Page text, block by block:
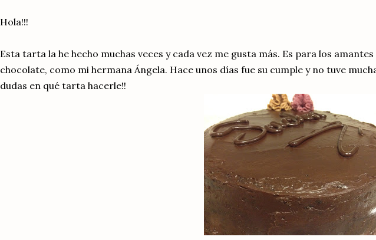
Hola!!!
Esta tarta la he hecho muchas veces y cada vez me gusta más. Es para los amantes
chocolate, como mi hermana Ángela. Hace unos días fue su cumple y no tuve
dudas en qué tarta hacerle!!